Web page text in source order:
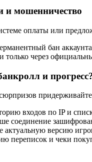
и мошенничество
оплаты или
бан
только через
и
входов по IP и
соединение
актуальную версию
переписок и чеки